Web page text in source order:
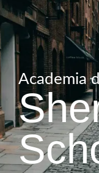
Academia